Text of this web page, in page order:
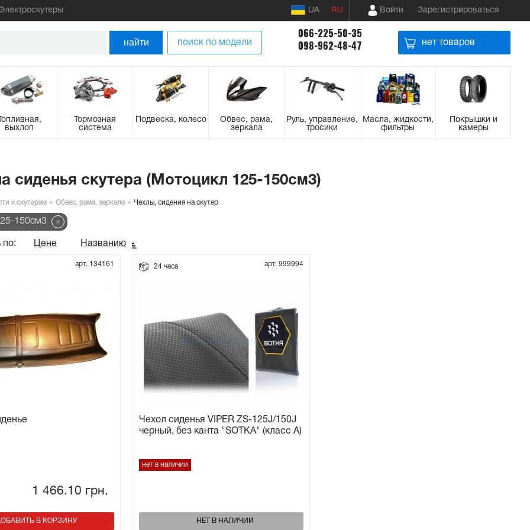
Электроскутеры UA RU Войти Зарегистрироваться
найти поиск по модели
066-225-50-35
098-962-48-47
нет товаров
выхлоп
Тормозная
система
Подвеска, колесо
Обвес, рама,
зеркала
Руль, управление,
тросики
Масла, жидкости,
фильтры
Покрышки и
камеры
сиденья скутера (Мотоцикл 125-150см3)
к скутерам Обвес, рама, зеркала Чехлы, сидения на скутер
150см3
по: Цене Названию
арт. 134161
1 466.10 грн.
В КОРЗИНУ
24 часа арт. 999994
Чехол сиденья VIPER ZS-125J/150J
черный, без канта "SOTKA" (класс A)
нет в наличии
НЕТ В НАЛИЧИИ